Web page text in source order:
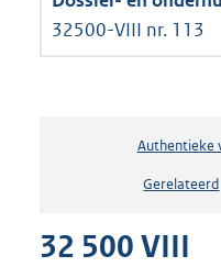
32500-VIII nr. 113
Authentieke
Gerelateerd
32 500 VIII